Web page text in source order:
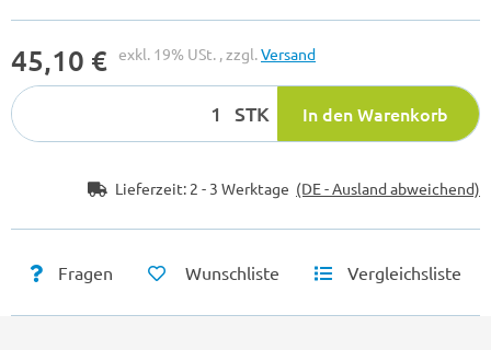
45,10 € exkl. 19% USt. , zzgl.Versand
STK In den Warenkorb
Lieferzeit: 2 - 3 Werktage (DE - Ausland abweichend)
Fragen Wunschliste Vergleichsliste